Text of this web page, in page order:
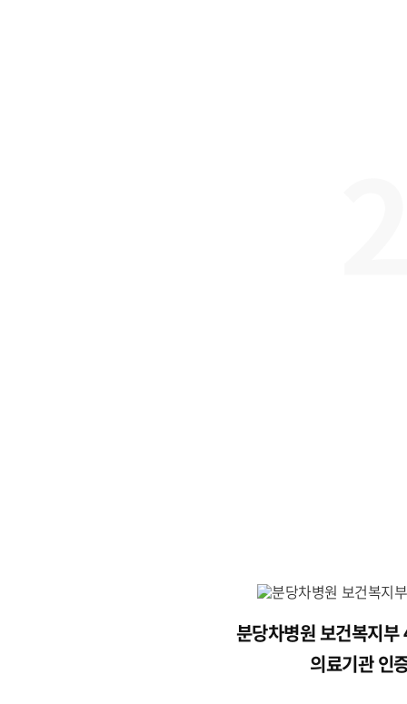
분당차병원 보건복지부
의료기관 인